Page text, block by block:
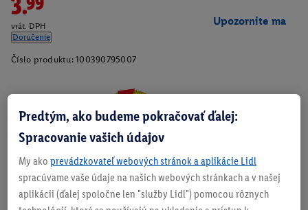
vrát. DPH
Doručenie
Upozornite ma
Číslo produktu: 100390795007
Zistite svoju veľkosť
O produkte
Predtým, ako budeme pokračovať ďalej:
Spracovanie vašich údajov
My ako prevádzkovateľ webových stránok a aplikácie Lidl
spracúvame vaše údaje na našich webových stránkach a v našej
aplikácii (ďalej spoločne len "služby Lidl") pomocou rôznych